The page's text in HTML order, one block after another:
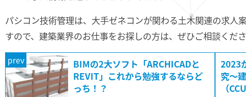
パシコン技術管理は、大手ゼネコンが関わる土木関連の求人
すので、建築業界のお仕事をお探しの方は、ぜひご相談くださ
prev
BIMの2大ソフト「ARCHICADと
REVIT」これから勉強するならど
っち！？
2023
究～
（